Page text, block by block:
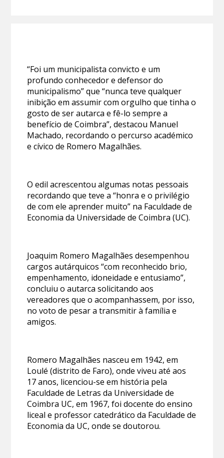
“Foi um municipalista convicto e um
profundo conhecedor e defensor do
municipalismo” que “nunca teve qualquer
inibição em assumir com orgulho que tinha o
gosto de ser autarca e fê-lo sempre a
benefício de Coimbra”, destacou Manuel
Machado, recordando o percurso académico
e cívico de Romero Magalhães.
O edil acrescentou algumas notas pessoais
recordando que teve a “honra e o privilégio
de com ele aprender muito” na Faculdade de
Economia da Universidade de Coimbra (UC).
Joaquim Romero Magalhães desempenhou
cargos autárquicos “com reconhecido brio,
empenhamento, idoneidade e entusiamo”,
concluiu o autarca solicitando aos
vereadores que o acompanhassem, por isso,
no voto de pesar a transmitir à família e
amigos.
Romero Magalhães nasceu em 1942, em
Loulé (distrito de Faro), onde viveu até aos
17 anos, licenciou-se em história pela
Faculdade de Letras da Universidade de
Coimbra UC, em 1967, foi docente do ensino
liceal e professor catedrático da Faculdade de
Economia da UC, onde se doutorou.